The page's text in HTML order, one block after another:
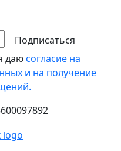
Подписаться
даюсогласие на
и на получение